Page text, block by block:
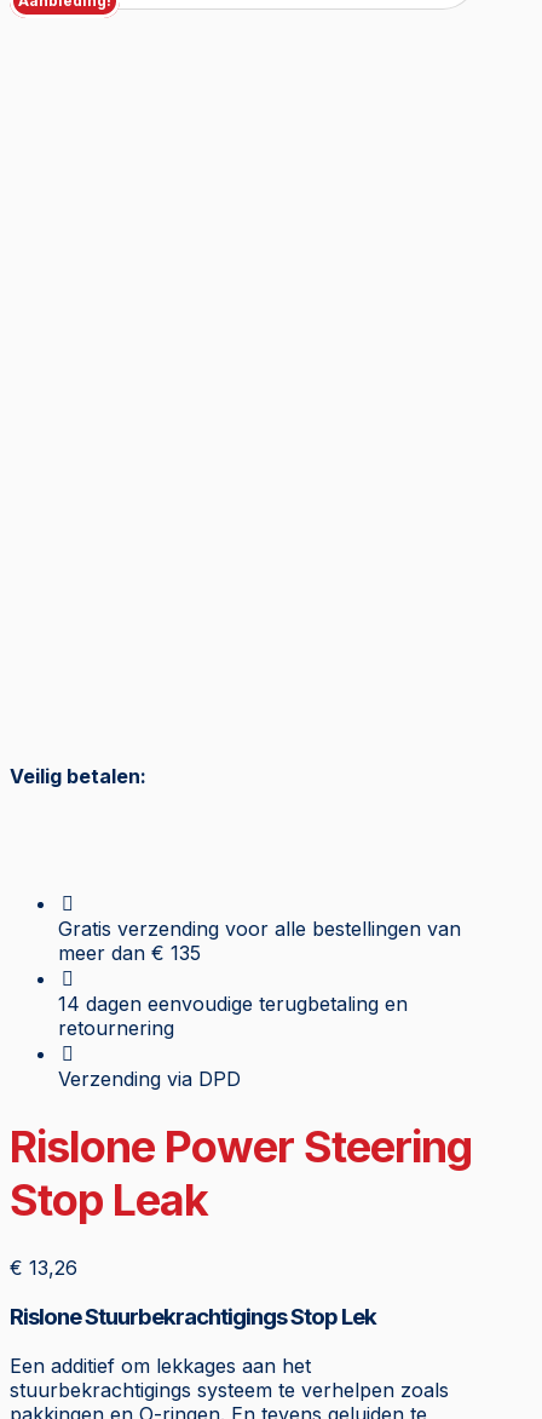
Veilig betalen:
Gratis verzending voor alle bestellingen van
meer dan € 135
14 dagen eenvoudige terugbetaling en
retournering
Verzending via DPD
Rislone Power Steering
Stop Leak
€ 13,26
Rislone Stuurbekrachtigings Stop Lek
Een additief om lekkages aan het
stuurbekrachtigings systeem te verhelpen zoals
pakkingen en O-ringen. En tevens geluiden te